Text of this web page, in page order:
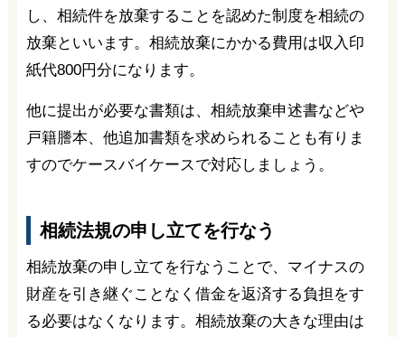
し、相続件を放棄することを認めた制度を相続の
放棄といいます。相続放棄にかかる費用は収入印
紙代800円分になります。
他に提出が必要な書類は、相続放棄申述書などや
戸籍謄本、他追加書類を求められることも有りま
すのでケースバイケースで対応しましょう。
相続法規の申し立てを行なう
相続放棄の申し立てを行なうことで、マイナスの
財産を引き継ぐことなく借金を返済する負担をす
る必要はなくなります。相続放棄の大きな理由は